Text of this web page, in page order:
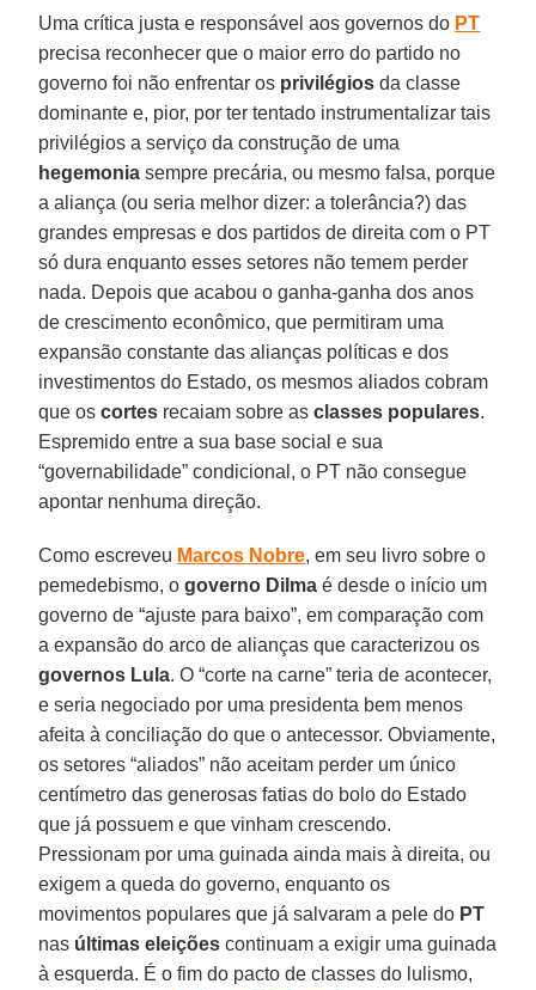
Uma crítica justa e responsável aos governos do PT
precisa reconhecer que o maior erro do partido no
governo foi não enfrentar os privilégios da classe
dominante e, pior, por ter tentado instrumentalizar tais
privilégios a serviço da construção de uma
hegemonia sempre precária, ou mesmo falsa, porque
a aliança (ou seria melhor dizer: a tolerância?) das
grandes empresas e dos partidos de direita com o PT
só dura enquanto esses setores não temem perder
nada. Depois que acabou o ganha-ganha dos anos
de crescimento econômico, que permitiram uma
expansão constante das alianças políticas e dos
investimentos do Estado, os mesmos aliados cobram
que oscortes recaiam sobre as classes populares.
Espremido entre a sua base social e sua
“governabilidade” condicional, o PT não consegue
apontar nenhuma direção.
Como escreveu Marcos Nobre, em seu livro sobre o
pemedebismo, ogoverno Dilma é desde o início um
governo de “ajuste para baixo”, em comparação com
a expansão do arco de alianças que caracterizou os
governos Lula. O “corte na carne” teria de acontecer,
e seria negociado por uma presidenta bem menos
afeita à conciliação do que o antecessor. Obviamente,
os setores “aliados” não aceitam perder um único
centímetro das generosas fatias do bolo do Estado
que já possuem e que vinham crescendo.
Pressionam por uma guinada ainda mais à direita, ou
exigem a queda do governo, enquanto os
movimentos populares que já salvaram a pele do PT
nas últimas eleições continuam a exigir uma guinada
à esquerda. É o fim do pacto de classes do lulismo,